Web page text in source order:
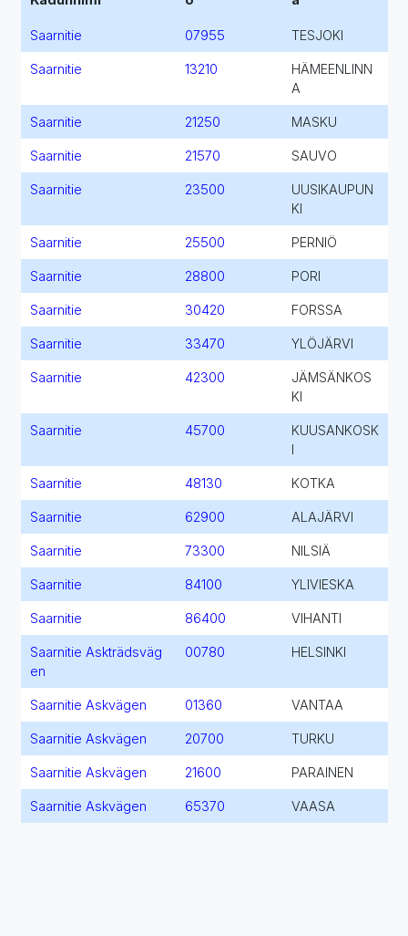
Saarnitie 07955 TESJOKI
Saarnitie 13210
HÄMEENLINN
A
Saarnitie 21250 MASKU
Saarnitie 21570 SAUVO
Saarnitie 23500
UUSIKAUPUN
KI
Saarnitie 25500 PERNIÖ
Saarnitie 28800 PORI
Saarnitie 30420 FORSSA
Saarnitie 33470 YLÖJÄRVI
Saarnitie 42300
JÄMSÄNKOS
KI
Saarnitie 45700
KUUSANKOSK
Saarnitie 48130 KOTKA
Saarnitie 62900 ALAJÄRVI
Saarnitie 73300 NILSIÄ
Saarnitie 84100 YLIVIESKA
Saarnitie 86400 VIHANTI
Saarnitie Askträdsväg
en
00780 HELSINKI
Saarnitie Askvägen 01360 VANTAA
Saarnitie Askvägen 20700 TURKU
Saarnitie Askvägen 21600 PARAINEN
Saarnitie Askvägen 65370 VAASA